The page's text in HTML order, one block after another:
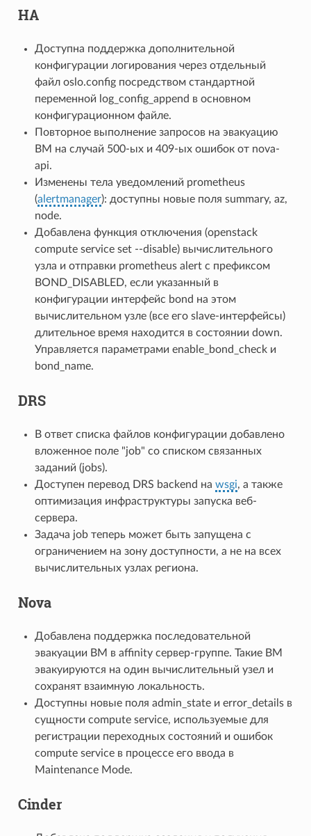
HA
Доступна поддержка дополнительной
конфигурации логирования через отдельный
файл oslo.config посредством стандартной
переменной log_config_append в основном
конфигурационном файле.
Повторное выполнение запросов на эвакуацию
ВМ на случай 500-ых и 409-ых ошибок от nova-
api.
Изменены тела уведомлений prometheus
(alertmanager): доступны новые поля summary, az,
node.
Добавлена функция отключения (openstack
compute service set --disable) вычислительного
узла и отправки prometheus alert с префиксом
BOND_DISABLED, если указанный в
конфигурации интерфейс bond на этом
вычислительном узле (все его slave-интерфейсы)
длительное время находится в состоянии down.
Управляется параметрами enable_bond_check и
bond_name.
DRS
В ответ списка файлов конфигурации добавлено
вложенное поле "job" со списком связанных
заданий (jobs).
Доступен перевод DRS backend на wsgi, а также
оптимизация инфраструктуры запуска веб-
сервера.
Задача job теперь может быть запущена с
ограничением на зону доступности, а не на всех
вычислительных узлах региона.
Nova
Добавлена поддержка последовательной
эвакуации ВМ в affinity сервер-группе. Такие ВМ
эвакуируются на один вычислительный узел и
сохранят взаимную локальность.
Доступны новые поля admin_state и error_details в
сущности compute service, используемые для
регистрации переходных состояний и ошибок
compute service в процессе его ввода в
Maintenance Mode.
Cinder